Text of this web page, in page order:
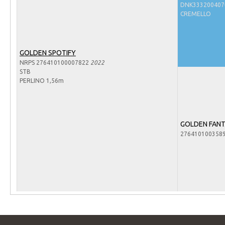
Zoek een NRPS paard
GOLDEN SPOTIFY
NRPS 276410100007822 2022
STB
PERLINO 1,56m
CREMELLO
GOLDEN